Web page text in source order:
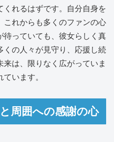
くれるはずです。自分自身を
これからも多くのファンの心
待っていても、彼女らしく真
くの人々が見守り、応援し続
は、限りなく広がっていま
います。
周囲への感謝の心